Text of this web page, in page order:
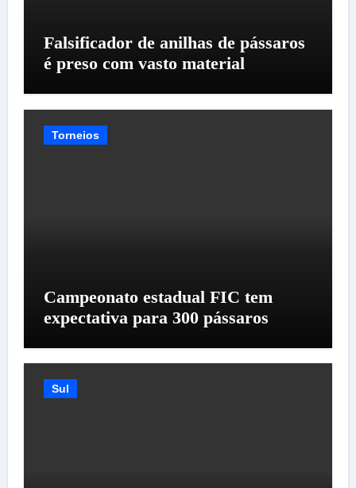
Falsificador de anilhas de pássaros
é preso com vasto material
Torneios
Campeonato estadual FIC tem
expectativa para 300 pássaros
Sul